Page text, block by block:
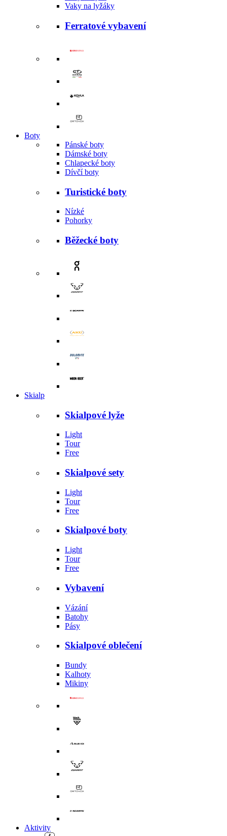
Vaky na lyžáky
Ferratové vybavení
Boty
Pánské boty
Dámské boty
Chlapecké boty
Dívčí boty
Turistické boty
Nízké
Pohorky
Běžecké boty
Skialp
Skialpové lyže
Light
Tour
Free
Skialpové sety
Light
Tour
Free
Skialpové boty
Light
Tour
Free
Vybavení
Vázání
Batohy
Pásy
Skialpové oblečení
Bundy
Kalhoty
Mikiny
Aktivity